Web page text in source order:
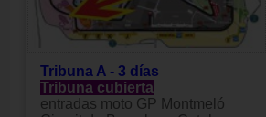
Tribuna A - 3 días
Tribuna cubierta
entradas moto GP Montmeló